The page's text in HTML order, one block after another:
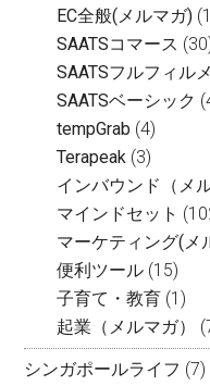
EC全般(メルマガ)
SAATSコマース
SAATSフルフィル
SAATSベーシック
tempGrab (4)
Terapeak (3)
インバウンド（メ
マインドセット
マーケティング(メ
便利ツール (15)
子育て・教育 (1)
起業（メルマガ）
シンガポールライフ (7)